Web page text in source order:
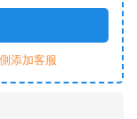
添加客服